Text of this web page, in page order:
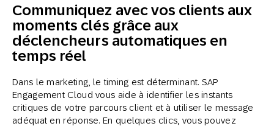
Communiquez avec vos clients aux
moments clés grâce aux
déclencheurs automatiques en
temps réel
Dans le marketing, le timing est déterminant. SAP
Engagement Cloud vous aide à identifier les instants
critiques de votre parcours client et à utiliser le message
adéquat en réponse. En quelques clics, vous pouvez